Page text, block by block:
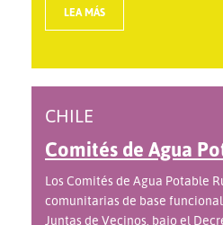
LEA MÁS
CHILE
Comités de Agua
Los Comités de Agua Potable
comunitarias de base
Juntas de Vecinos, bajo el